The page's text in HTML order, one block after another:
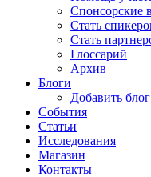
Спонсорские
Стать
Стать
Глоссарий
Архив
Блоги
Добавить блог
События
Статьи
Исследования
Магазин
Контакты